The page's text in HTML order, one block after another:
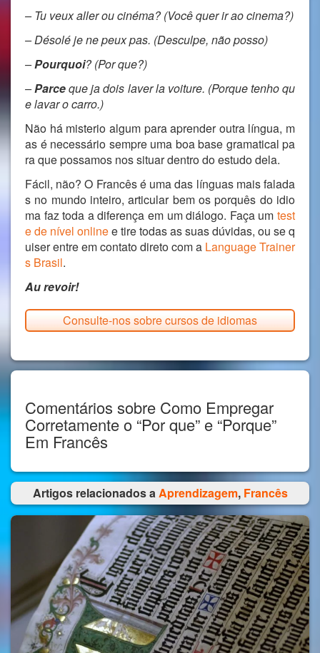
– Tu veux aller ou cinéma? (Você quer ir ao cinema?)
– Désolé je ne peux pas. (Desculpe, não posso)
–Pourquoi? (Por que?)
–Parceque ja dois laver la voiture. (Porque tenho qu
e lavar o carro.)
Não há misterio algum para aprender outra língua, m
as é necessário sempre uma boa base gramatical pa
ra que possamos nos situar dentro do estudo dela.
Fácil, não? O Francês é uma das línguas mais falada
s no mundo inteiro, articular bem os porquês do idio
ma faz toda a diferença em um diálogo. Faça um test
e de nível onlinee tire todas as suas dúvidas, ou se q
uiser entre em contato direto com a Language Trainer
s Brasil.
Au revoir!
Consulte-nos sobre cursos de idiomas
Comentários sobre Como Empregar
Corretamente o “Por que” e “Porque”
Em Francês
Artigos relacionados aAprendizagem, Francês